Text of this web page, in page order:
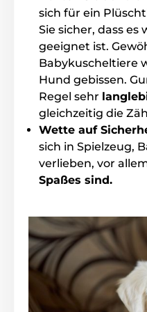
platzieren. Aus
den langfristigen
Prinzip eines Spielzeugs
Elektroniksorgt für
auch für ängstliche
können Sie iFetch dank
Verarbeitungs- und
überall hin mitnehmen.
innen als auch außen
iFetch Frenzy-Variante
kleinere und
sich für ein
Sie sicher, dass
geeignet ist.
Babykuscheltiere
Hund gebissen.
Regel sehr
gleichzeitig die
Wette auf
sich in Spielzeug,
verlieben, vor
Spaßes sind.